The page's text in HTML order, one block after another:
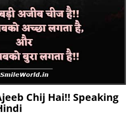
Chij Hai!! Speaking